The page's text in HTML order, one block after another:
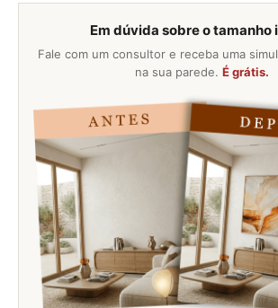
Em dúvida sobre o tamanho
Fale com um consultor e receba uma
na sua parede. É grátis.